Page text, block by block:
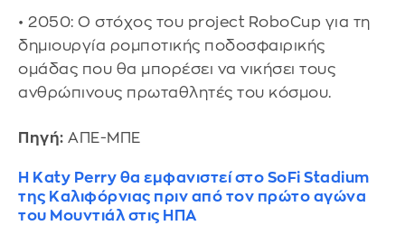
• 2050: Ο στόχος του project RoboCup για τη
δημιουργία ρομποτικής ποδοσφαιρικής
ομάδας που θα μπορέσει να νικήσει τους
ανθρώπινους πρωταθλητές του κόσμου.
Πηγή: ΑΠΕ-ΜΠΕ
Η Katy Perry θα εμφανιστεί στο SoFi Stadium
της Καλιφόρνιας πριν από τον πρώτο αγώνα
του Μουντιάλ στις ΗΠΑ